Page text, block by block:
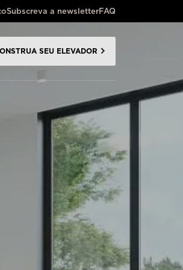
Subscreva a newsletterFAQ
SEU ELEVADOR